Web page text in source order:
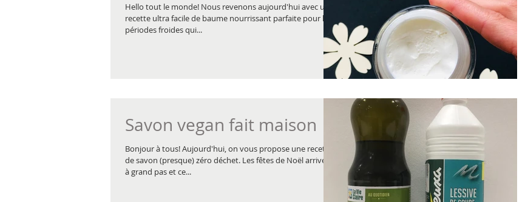
Hello tout le monde! Nous revenons aujourd'hui avec une
recette ultra facile de baume nourrissant parfaite pour les
périodes froides qui...
Savon vegan fait maison
Bonjour à tous! Aujourd'hui, on vous propose une recette
de savon (presque) zéro déchet. Les fêtes de Noël arrivent
à grand pas et ce...